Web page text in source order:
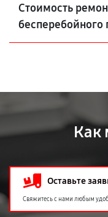
Стоимость
бесперебойного
Как
Оставьте
Свяжитесь с нами любым